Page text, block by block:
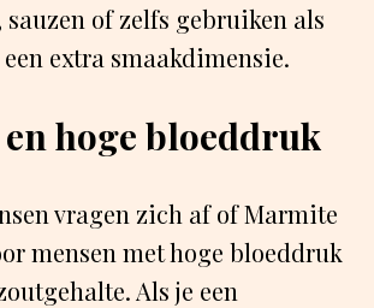
sauzen of zelfs gebruiken als
extra smaakdimensie.
hoge bloeddruk
vragen zich af of Marmite
mensen met hoge bloeddruk
Als je een